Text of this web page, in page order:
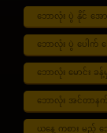
ဘောလုံး ပွဲ နိုင် အေ
ဘောလုံး ပွဲ ပေါက် က
ဘောလုံး မောင်း ခန့်
ဘောလုံး အင်တာနက်
ယနေ့ ကစား မည့် ဘ